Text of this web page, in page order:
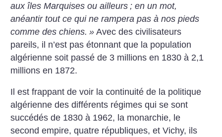
aux îles Marquises ou ailleurs ; en un mot,
anéantir tout ce qui ne rampera pas à nos pieds
comme des chiens. » Avec des civilisateurs
pareils, il n’est pas étonnant que la population
algérienne soit passé de 3 millions en 1830 à 2,1
millions en 1872.
Il est frappant de voir la continuité de la politique
algérienne des différents régimes qui se sont
succédés de 1830 à 1962, la monarchie, le
second empire, quatre républiques, et Vichy, ils